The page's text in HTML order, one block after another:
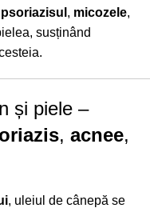
psoriazisul , micozele,
susținând
și piele –
, acnee,
, uleiul de cânepă se